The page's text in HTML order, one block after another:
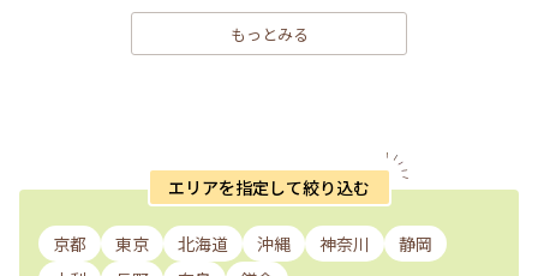
もっとみる
エリアを指定して絞り込む
京都 東京 北海道 沖縄 神奈川
静岡